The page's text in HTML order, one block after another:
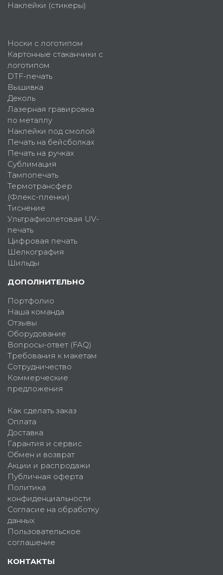
Наклейки (стикеры)
Носки с логотипом
Картонные стаканчики с
логотипом
DTF-печать
Вышивка
Деколь
Лазерная гравировка
по металлу
Наклейки под смолой
Печать на бейсболках
Печать на ручках
Сублимация
Тампопечать
Термотрансфер
(Флекс-пленки)
Тиснение
Ультрафиолетовая UV-
печать
Цифровая печать
Шелкография
Шильды
ДОПОЛНИТЕЛЬНО
Портфолио
Наша команда
Отзывы
Оборудование
Вопросы-ответ (FAQ)
Требования к макетам
Сотрудничество
Коммерческие
предложения
Как сделать заказ
Оплата
Доставка
Гарантия и сервис
Обмен и возврат
Акции и распродажи
Публичная оферта
Политика
конфиденциальности
Согласие на обработку
данных
Пользовательское
соглашение
КОНТАКТЫ